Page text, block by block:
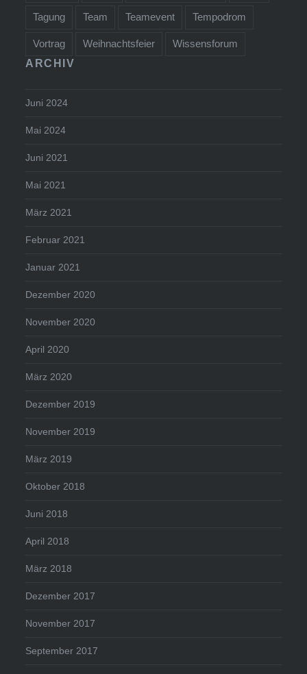
Tagung Team Teamevent Tempodrom
Vortrag Weihnachtsfeier
Wissensforum
ARCHIV
Juni 2024
Mai 2024
Juni 2021
Mai 2021
März 2021
Februar 2021
Januar 2021
Dezember 2020
November 2020
April 2020
März 2020
Dezember 2019
November 2019
März 2019
Oktober 2018
Juni 2018
April 2018
März 2018
Dezember 2017
November 2017
September 2017